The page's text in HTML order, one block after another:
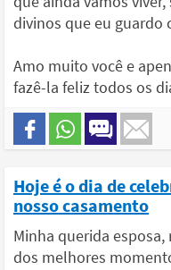
divinos que eu guardo
Amo muito você e
fazê-la feliz todos os
Hoje é o dia de
nosso casamento
Minha querida
dos melhores